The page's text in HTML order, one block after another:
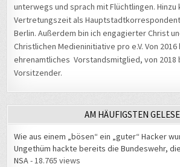
unterwegs und sprach mit Flüchtlingen. Hinzu
Vertretungszeit als
Berlin. Außerdem bin ich engagierter Christ
Christlichen Medieninitiative pro e.V. Von 2016
ehrenamtliches Vorstandsmitglied, von 2018
Vorsitzender.
AM HÄUFIGSTEN
Wie aus einem „bösen“ ein „guter“ Hacker
Ungethüm hackte bereits die Bundeswehr,
NSA- 18.765 views